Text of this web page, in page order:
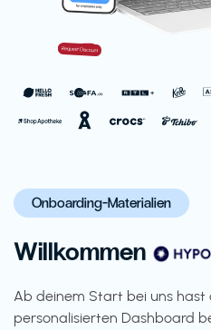
Onboarding-Materialien
Willkommen
Ab deinem Start bei uns hast
personalisierten Dashboard